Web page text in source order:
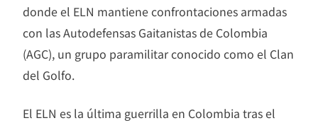
donde el ELN mantiene confrontaciones armadas
con las Autodefensas Gaitanistas de Colombia
(AGC), un grupo paramilitar conocido como el Clan
del Golfo.
El ELN es la última guerrilla en Colombia tras el